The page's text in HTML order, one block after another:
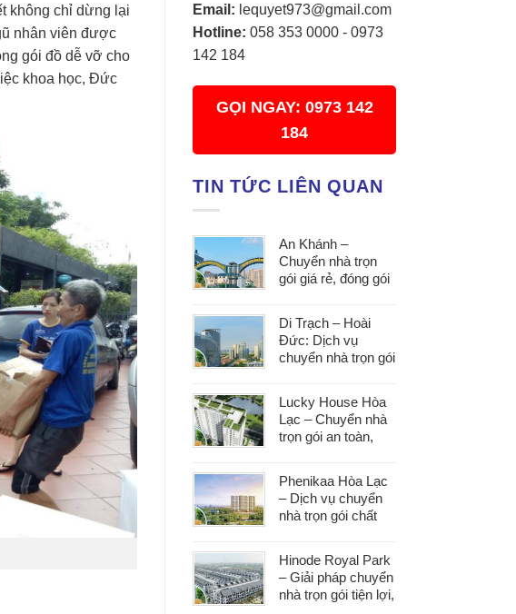
không chỉ dừng lại
nhân viên được
gói đồ dễ vỡ cho
khoa học, Đức
Email: lequyet973@gmail.com
Hotline: 058 353 0000 - 0973
142 184
GỌI NGAY: 0973 142
184
TIN TỨC LIÊN QUAN
An Khánh –
Chuyển nhà trọn
gói giá rẻ, đóng gói
Di Trạch – Hoài
Đức: Dịch vụ
chuyển nhà trọn gói
dọn
Lucky House Hòa
Lạc – Chuyển nhà
trọn gói an toàn,
Phenikaa Hòa Lạc
– Dịch vụ chuyển
nhà trọn gói chất
Hinode Royal Park
– Giải pháp chuyển
nhà trọn gói tiện lợi,